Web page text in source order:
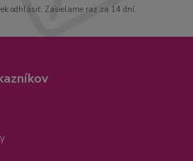
odhlásiť. Zasielame raz za 14 dní.